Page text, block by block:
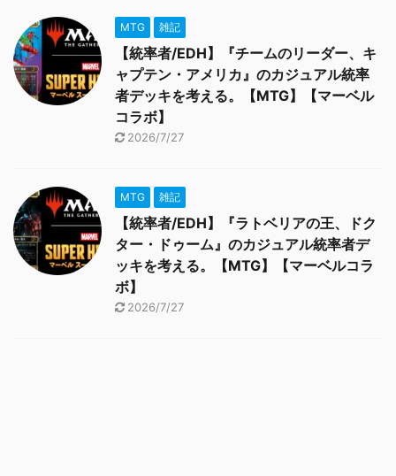
MTG 雑記
【統率者/EDH】『チームのリーダー、キ
ャプテン・アメリカ』のカジュアル統率
者デッキを考える。【MTG】【マーベル
コラボ】
2026/7/27
MTG 雑記
【統率者/EDH】『ラトベリアの王、ドク
ター・ドゥーム』のカジュアル統率者デ
ッキを考える。【MTG】【マーベルコラ
ボ】
2026/7/27